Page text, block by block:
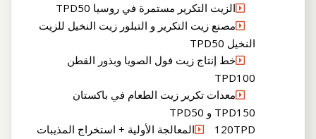
الزيت التكرير مستمرة في روسيا TPD50
مصنع زيت التكرير و التبلور زيت النخيل للزيت
النخيل TPD50
خط إنتاج زيت فول الصويا وبذور القطن
TPD100
معدات تكرير زيت الطعام في باكستان
TPD150 و TPD50
120TPDالمعالجة الأولية + استخراج المذيبات